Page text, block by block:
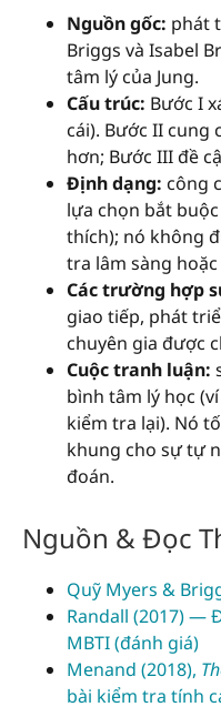
Nguồn gốc: phát
Briggs và Isabel
tâm lý của Jung.
Cấu trúc: Bước I
cái). Bước II cung
hơn; Bước III đề
Định dạng: công
lựa chọn bắt
thích); nó không
tra lâm sàng
Các trường hợp
giao tiếp, phát
chuyên gia được
Cuộc tranh luận:
bình tâm lý học
kiểm tra lại). Nó
khung cho sự tự
đoán.
Nguồn & Đọc
Quỹ Myers &
Randall (2017) —
MBTI (đánh giá)
Menand (2018),
bài kiểm tra tính